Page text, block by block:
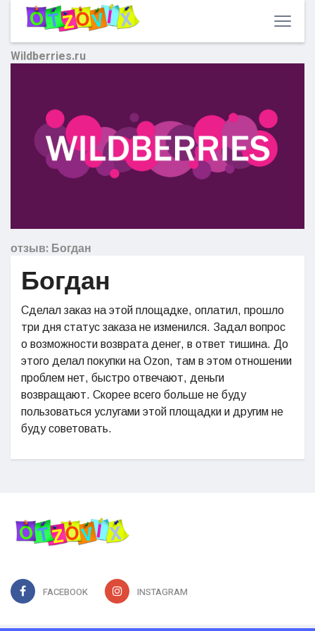
Wildberries.ru
отзыв: Богдан
Богдан
Сделал заказ на этой площадке, оплатил, прошло
три дня статус заказа не изменился. Задал вопрос
о возможности возврата денег, в ответ тишина. До
этого делал покупки на Ozon, там в этом отношении
проблем нет, быстро отвечают, деньги
возвращают. Скорее всего больше не буду
пользоваться услугами этой площадки и другим не
буду советовать.
FACEBOOK INSTAGRAM